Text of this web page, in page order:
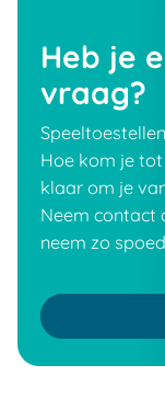
Heb je
vraag?
Hoe kom je
klaar om je
Neem contact
neem zo